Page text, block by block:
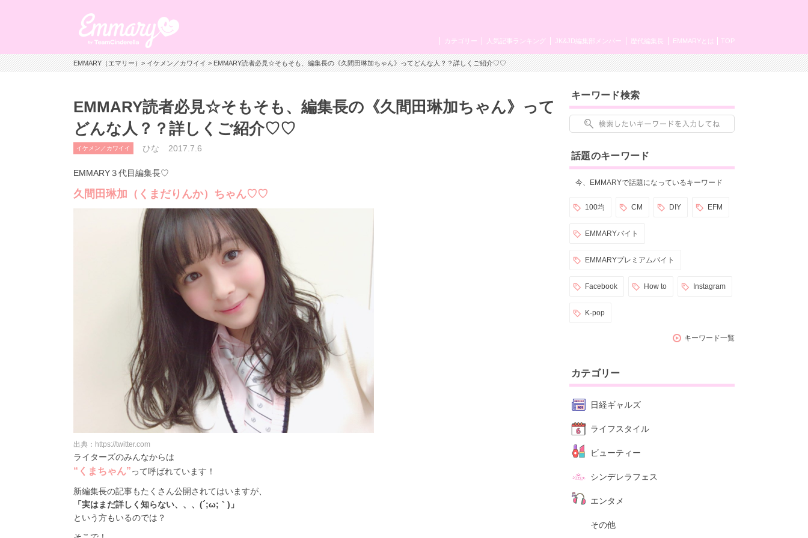
TOP
EMMARYとは
歴代編集長
JK&JD編集部メンバー
人気記事ランキング
カテゴリー
EMMARY（エマリー）>イケメン／カワイイ> EMMARY読者必見☆そもそも、編集長の《久間田琳加ちゃん》ってどんな人？？詳しくご紹介♡♡
EMMARY読者必見☆そもそも、編集長の《久間田琳加ちゃん》って
どんな人？？詳しくご紹介♡♡
イケメン／カワイイ ひな 2017.7.6
EMMARY３代目編集長♡
久間田琳加（くまだりんか）ちゃん♡♡
出典：https://twitter.com
ライターズのみんなからは
“くまちゃん”って呼ばれています！
新編集長の記事もたくさん公開されてはいますが、
「実はまだ詳しく知らない、、、(´;ω;｀)」
という方もいるのでは？
キーワード検索
話題のキーワード
今、EMMARYで話題になっているキーワード
100均 CM DIY EFM
EMMARYバイト
EMMARYプレミアムバイト
Facebook How to Instagram
K-pop
キーワード一覧
カテゴリー
日経ギャルズ
ライフスタイル
ビューティー
シンデレラフェス
エンタメ
その他